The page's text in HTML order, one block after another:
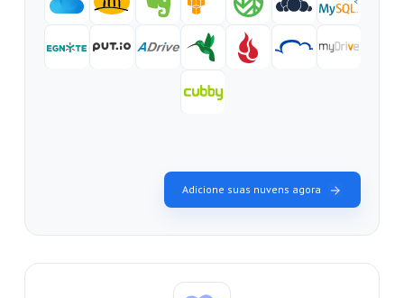
Adicione suas nuvens agora